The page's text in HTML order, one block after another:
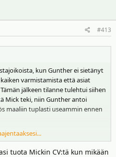
#413
kun Gunther ei sietänyt
varmistamista että asiat
jälkeen tilanne tulehtui siihen
Mick teki, niin Gunther antoi
maaliin tuplasti useammin ennen
tuota Mickin CV:tä kun mikään